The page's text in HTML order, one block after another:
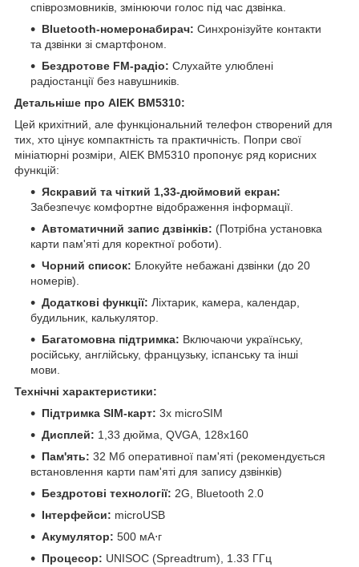
співрозмовників, змінюючи голос під час дзвінка.
Bluetooth-номеронабирач: Синхронізуйте контакти
та дзвінки зі смартфоном.
Бездротове FM-радіо: Слухайте улюблені
радіостанції без навушників.
Детальніше про AIEK BM5310:
Цей крихітний, але функціональний телефон створений для
тих, хто цінує компактність та практичність. Попри свої
мініатюрні розміри, AIEK BM5310 пропонує ряд корисних
функцій:
Яскравий та чіткий 1,33-дюймовий екран:
Забезпечує комфортне відображення інформації.
Автоматичний запис дзвінків: (Потрібна установка
карти пам'яті для коректної роботи).
Чорний список: Блокуйте небажані дзвінки (до 20
номерів).
Додаткові функції: Ліхтарик, камера, календар,
будильник, калькулятор.
Багатомовна підтримка: Включаючи українську,
російську, англійську, французьку, іспанську та інші
мови.
Технічні характеристики:
Підтримка SIM-карт: 3x microSIM
Дисплей: 1,33 дюйма, QVGA, 128x160
Пам'ять: 32 Мб оперативної пам'яті (рекомендується
встановлення карти пам'яті для запису дзвінків)
Бездротові технології: 2G, Bluetooth 2.0
Інтерфейси: microUSB
Акумулятор: 500 мА⋅г
Процесор: UNISOC (Spreadtrum), 1.33 ГГц